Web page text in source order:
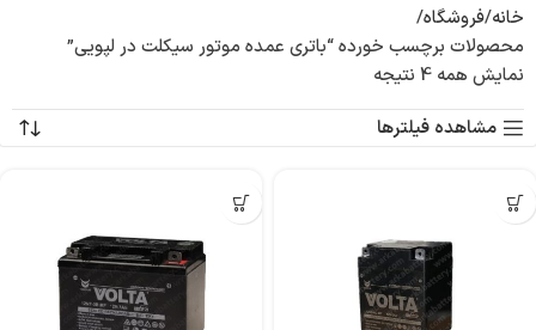
خانه فروشگاه
محصولات برچسب خورده “باتری عمده موتور سیکلت در لپویی”
نمایش همه 4 نتیجه
مشاهده فیلترها